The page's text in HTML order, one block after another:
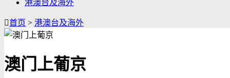
港澳台及海外
首页 > 港澳台及海外
澳门上葡京